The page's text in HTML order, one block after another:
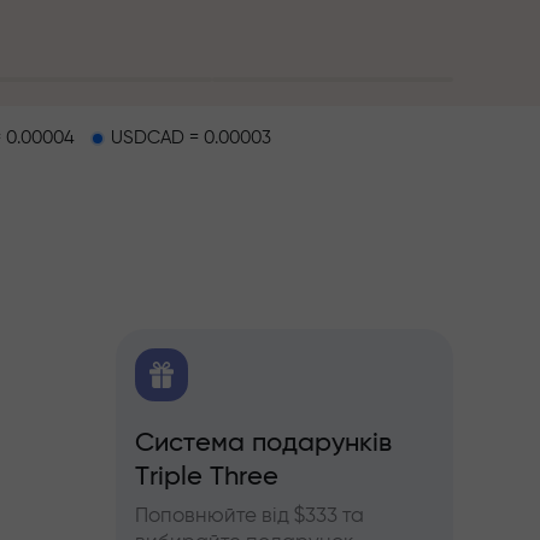
0.00004 USDCAD = 0.00003
Система подарунків
Triple Three
Поповнюйте від $333 та